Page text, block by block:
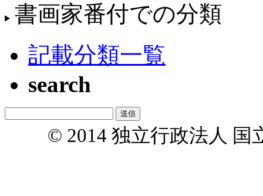
書画家番付での分類
記載分類一覧
search
© 2014 独立行政法人 国